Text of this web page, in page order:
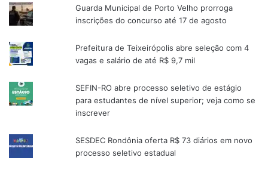
Guarda Municipal de Porto Velho prorroga
inscrições do concurso até 17 de agosto
Prefeitura de Teixeirópolis abre seleção com 4
vagas e salário de até R$ 9,7 mil
SEFIN-RO abre processo seletivo de estágio
para estudantes de nível superior; veja como se
inscrever
SESDEC Rondônia oferta R$ 73 diários em novo
processo seletivo estadual